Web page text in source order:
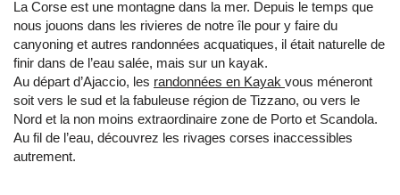
La Corse est une montagne dans la mer. Depuis le temps que
nous jouons dans les rivieres de notre île pour y faire du
canyoning et autres randonnées acquatiques, il était naturelle de
finir dans de l’eau salée, mais sur un kayak.
Au départ d’Ajaccio, les randonnées en Kayak vous méneront
soit vers le sud et la fabuleuse région de Tizzano, ou vers le
Nord et la non moins extraordinaire zone de Porto et Scandola.
Au fil de l’eau, découvrez les rivages corses inaccessibles
autrement.